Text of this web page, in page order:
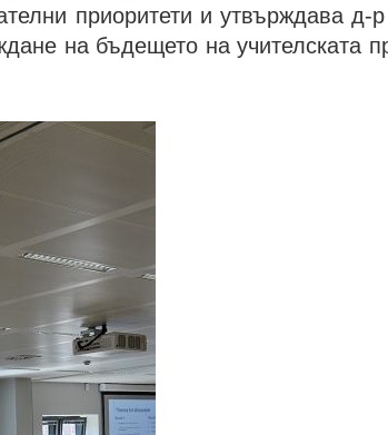
приоритети и утвърждава д-
на бъдещето на учителската